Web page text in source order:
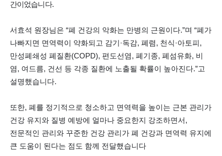
간이었습니다.
서효석 원장님은 “폐 건강의 악화는 만병의 근원이다.”며 “폐가
나빠지면 면역력이 약화되고 감기 ·독감, 폐렴, 천식·아토피 ,
만성폐쇄성 폐질환(COPD), 편도선염, 폐기종, 폐섬유화, 비
염, 여드름, 건선 등 각종 질환에 노출될 확률이 높아진다.”고
설명했습니다.
또한, 폐를 정기적으로 청소하고 면역력을 높이는 근본 관리가
건강 유지와 질병 예방에 얼마나 중요한지 강조하면서,
전문적인 관리와 꾸준한 건강 관리가 폐 건강과 면역력 유지에
큰 도움이 된다는 점도 함께 전달했습니다